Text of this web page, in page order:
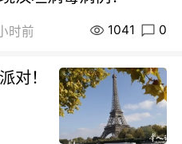
时前 1041 0
对！